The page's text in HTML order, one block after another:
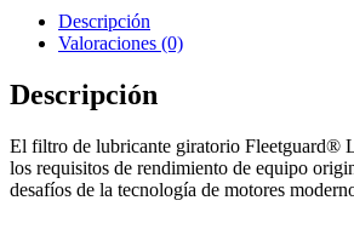
Descripción
Valoraciones (0)
Descripción
El filtro de lubricante giratorio Fleetguard®
los requisitos de rendimiento de equipo
desafíos de la tecnología de motores